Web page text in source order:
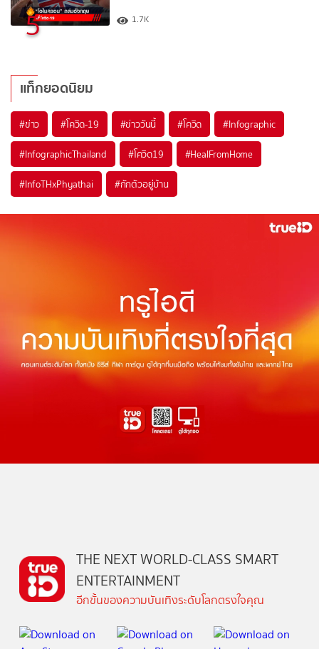
5 1.7K
แท็กยอดนิยม
#ข่าว #โควิด-19 #ข่าววันนี้ #โควิด #Infographic
#InfographicThailand #โควิด19 #HealFromHome
#InfoTHxPhyathai #กักตัวอยู่บ้าน
THE NEXT WORLD-CLASS SMART
ENTERTAINMENT
อีกขั้นของความบันเทิงระดับโลกตรงใจคุณ